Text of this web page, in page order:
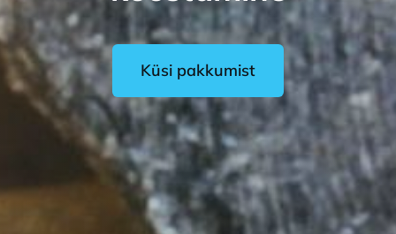
Küsi pakkumist